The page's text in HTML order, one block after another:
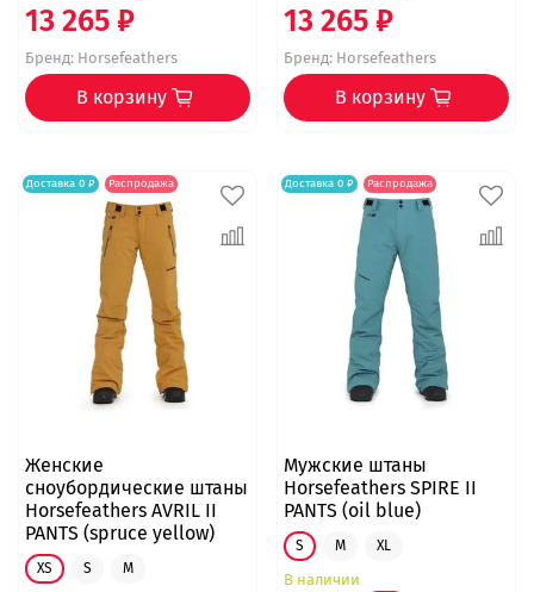
13 265 ₽
Бренд:Horsefeathers
В корзину
13 265 ₽
Бренд:Horsefeathers
В корзину
Доставка 0 ₽ Распродажа
Женские
сноубордические штаны
Horsefeathers AVRIL II
PANTS (spruce yellow)
XS S M
Доставка 0 ₽ Распродажа
Мужские штаны
Horsefeathers SPIRE II
PANTS (oil blue)
S M XL
В наличии